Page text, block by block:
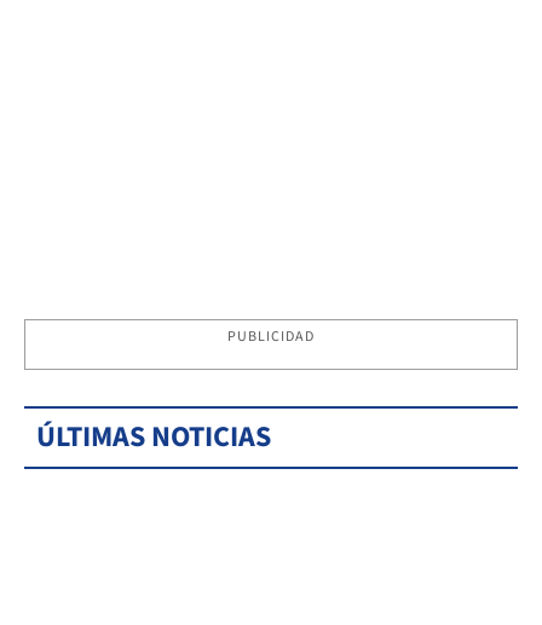
PUBLICIDAD
ÚLTIMAS NOTICIAS